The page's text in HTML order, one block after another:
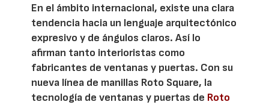
En el ámbito internacional, existe una clara
tendencia hacia un lenguaje arquitectónico
expresivo y de ángulos claros. Así lo
afirman tanto interioristas como
fabricantes de ventanas y puertas. Con su
nueva línea de manillas Roto Square, la
tecnología de ventanas y puertas de Roto